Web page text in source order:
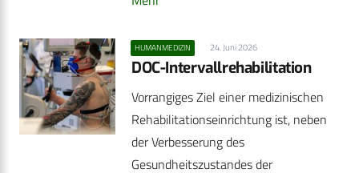
HUMANMEDIZIN 24. Juni 2026
DOC-Intervallrehabilitation
Vorrangiges Ziel einer medizinischen
Rehabilitationseinrichtung ist, neben
der Verbesserung des
Gesundheitszustandes der